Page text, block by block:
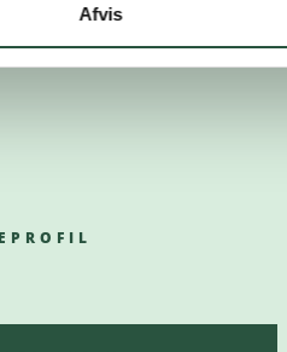
Afvis